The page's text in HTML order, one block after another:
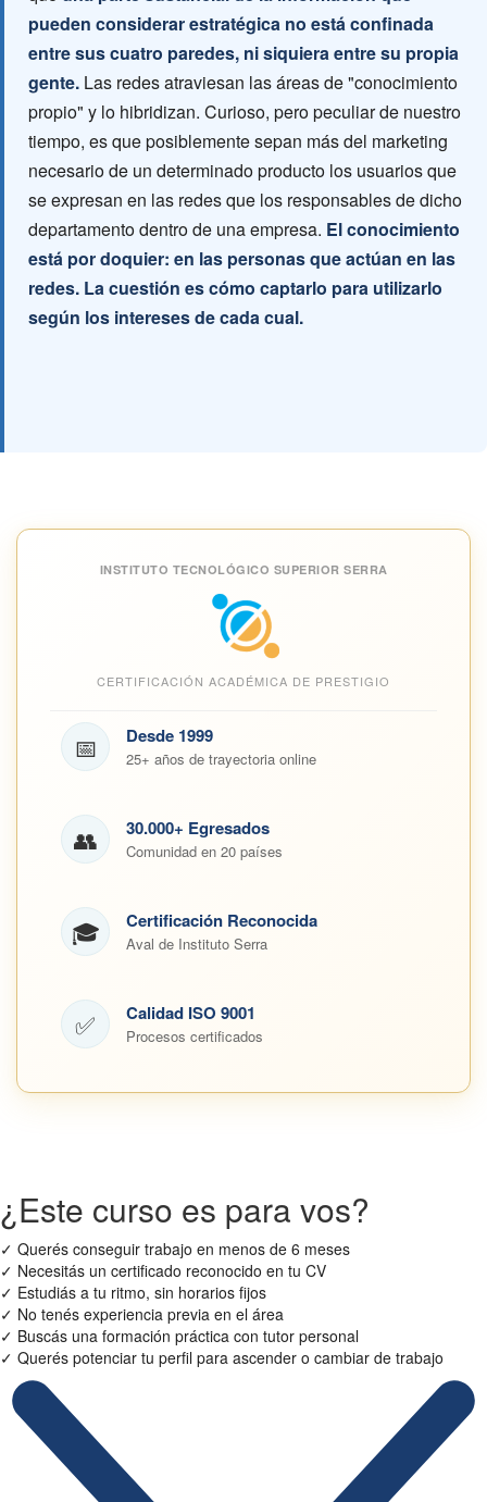
pueden considerar estratégica no está confinada
entre sus cuatro paredes, ni siquiera entre su propia
gente. Las redes atraviesan las áreas de "conocimiento
propio" y lo hibridizan. Curioso, pero peculiar de nuestro
tiempo, es que posiblemente sepan más del marketing
necesario de un determinado producto los usuarios que
se expresan en las redes que los responsables de dicho
departamento dentro de una empresa. El conocimiento
está por doquier: en las personas que actúan en las
redes. La cuestión es cómo captarlo para utilizarlo
según los intereses de cada cual.
INSTITUTO TECNOLÓGICO SUPERIOR SERRA
CERTIFICACIÓN ACADÉMICA DE PRESTIGIO
📅 Desde 1999
25+ años de trayectoria online
👥 30.000+ Egresados
Comunidad en 20 países
🎓 Certificación Reconocida
Aval de Instituto Serra
✅ Calidad ISO 9001
Procesos certificados
¿Este curso es para vos?
✓ Querés conseguir trabajo en menos de 6 meses
✓ Necesitás un certificado reconocido en tu CV
✓ Estudiás a tu ritmo, sin horarios fijos
✓ No tenés experiencia previa en el área
✓ Buscás una formación práctica con tutor personal
✓ Querés potenciar tu perfil para ascender o cambiar de trabajo